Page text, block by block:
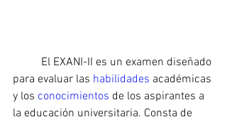
para evaluar las habilidades académicas
y los conocimientos de los aspirantes a
la educación universitaria. Consta de